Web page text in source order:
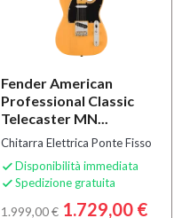
Fender American
Professional Classic
Telecaster MN...
Chitarra Elettrica Ponte Fisso
 Disponibilità immediata
 Spedizione gratuita
1.999,00 € 1.729,00 €